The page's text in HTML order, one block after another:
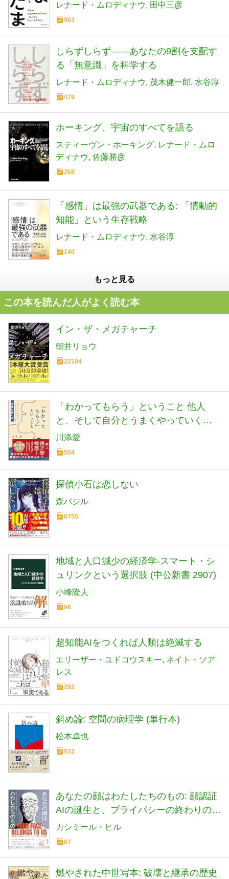
レナード・ムロディナウ 田中三彦
963
しらずしらず――あなたの9割を支配す
る「無意識」を科学する
レナード・ムロディナウ 茂木健一郎 水谷淳
479
ホーキング、宇宙のすべてを語る
スティーヴン・ホーキング レナード・ムロ
ディナウ 佐藤勝彦
268
「感情」は最強の武器である: 「情動的
知能」という生存戦略
レナード・ムロディナウ 水谷淳
140
もっと見る
この本を読んだ人がよく読む本
イン・ザ・メガチャーチ
朝井リョウ
22104
「わかってもらう」ということ 他人
と、そして自分とうまくやっていくた
めの言葉の使い方
川添愛
504
探偵小石は恋しない
森バジル
6755
地域と人口減少の経済学-スマート・シ
ュリンクという選択肢 (中公新書 2907)
小峰隆夫
96
超知能AIをつくれば人類は絶滅する
エリーザー・ユドコウスキー ネイト・ソア
レス
292
斜め論: 空間の病理学 (単行本)
松本卓也
532
あなたの顔はわたしたちのもの: 顔認証
AIの誕生と、プライバシーの終わりの物
語
カシミール・ヒル
67
燃やされた中世写本: 破壊と継承の歴史